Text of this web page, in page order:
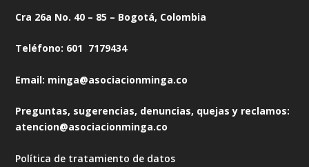
Cra 26a No. 40 – 85 – Bogotá, Colombia
Teléfono: 601 7179434
Email: minga@asociacionminga.co
Preguntas, sugerencias, denuncias, quejas y reclamos:
atencion@asociacionminga.co
Política de tratamiento de datos